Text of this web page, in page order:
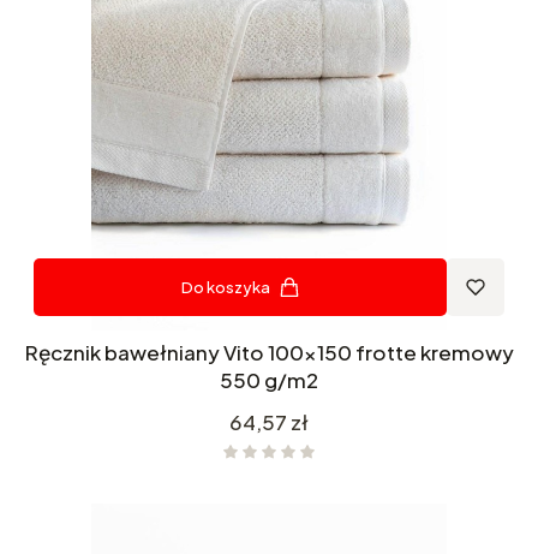
Do koszyka
Ręcznik bawełniany Vito 100x150 frotte kremowy
550 g/m2
Cena
64,57 zł